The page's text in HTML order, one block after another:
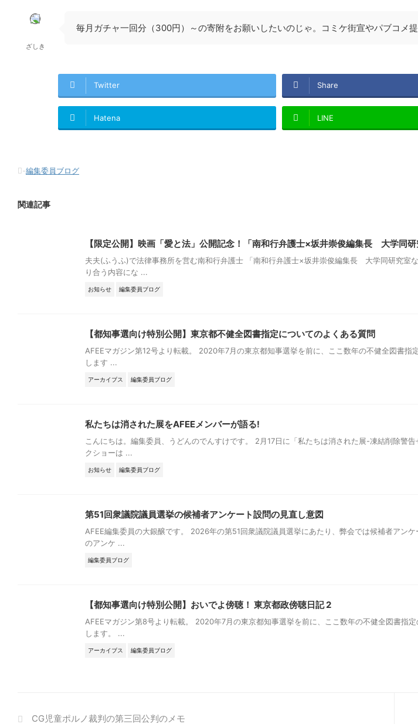
ざしき
毎月ガチャ一回分（300円）～の寄附をお願いしたいのじゃ。コミケ街宣やパブコメ
Twitter Share
Hatena LINE
-編集委員ブログ
関連記事
【限定公開】映画「愛と法」公開記念！「南和行弁護士×坂井崇俊編集長 大学同研
夫夫(ふうふ)で法律事務所を営む南和行弁護士 「南和行弁護士×坂井崇俊編集長 大学同研究室
り合う内容にな ...
お知らせ 編集委員ブログ
【都知事選向け特別公開】東京都不健全図書指定についてのよくある質問
AFEEマガジン第12号より転載。 2020年7月の東京都知事選挙を前に、ここ数年の不健全図書
します ...
アーカイブス 編集委員ブログ
私たちは消された展をAFEEメンバーが語る!
こんにちは。編集委員、うどんのでんすけです。 2月17日に「私たちは消された展-凍結削除
クショーは ...
お知らせ 編集委員ブログ
第51回衆議院議員選挙の候補者アンケート設問の見直し意図
AFEE編集委員の大銀醸です。 2026年の第51回衆議院議員選挙にあたり、弊会では候補者アン
のアンケ ...
編集委員ブログ
【都知事選向け特別公開】おいでよ傍聴！ 東京都政傍聴日記 2
AFEEマガジン第8号より転載。 2020年7月の東京都知事選挙を前に、ここ数年の不健全図書指
します。 ...
アーカイブス 編集委員ブログ
CG児童ポルノ裁判の第三回公判のメモ